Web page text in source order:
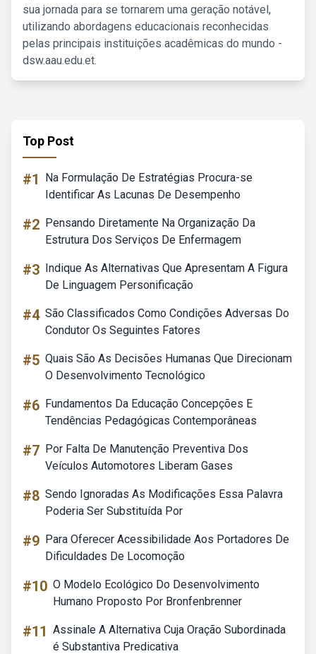
sua jornada para se tornarem uma geração notável,
utilizando abordagens educacionais reconhecidas
pelas principais instituições acadêmicas do mundo -
dsw.aau.edu.et.
Top Post
#1
Na Formulação De Estratégias Procura-se
Identificar As Lacunas De Desempenho
#2 Pensando Diretamente Na Organização Da
Estrutura Dos Serviços De Enfermagem
#3 Indique As Alternativas Que Apresentam A Figura
De Linguagem Personificação
#4 São Classificados Como Condições Adversas Do
Condutor Os Seguintes Fatores
#5 Quais São As Decisões Humanas Que Direcionam
O Desenvolvimento Tecnológico
#6 Fundamentos Da Educação Concepções E
Tendências Pedagógicas Contemporâneas
#7 Por Falta De Manutenção Preventiva Dos
Veículos Automotores Liberam Gases
#8 Sendo Ignoradas As Modificações Essa Palavra
Poderia Ser Substituída Por
#9 Para Oferecer Acessibilidade Aos Portadores De
Dificuldades De Locomoção
#10 O Modelo Ecológico Do Desenvolvimento
Humano Proposto Por Bronfenbrenner
#11 Assinale A Alternativa Cuja Oração Subordinada
é Substantiva Predicativa